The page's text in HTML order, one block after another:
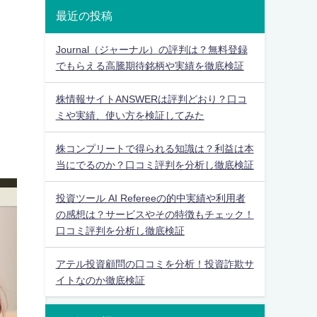
最近の投稿
Journal（ジャーナル）の評判は？無料登録
でもらえる高騰期待銘柄や実績を徹底検証
株情報サイトANSWERは評判どおり？口コ
ミや実績、使い方を検証してみた
株コンプリートで得られる知識は？利益は本
当にでるのか？口コミ評判を分析し徹底検証
投資ツール AI Refereeの的中実績や利用者
の感想は？サービスやその特徴もチェック！
口コミ評判を分析し徹底検証
アテル投資顧問の口コミを分析！投資詐欺サ
イトなのか徹底検証